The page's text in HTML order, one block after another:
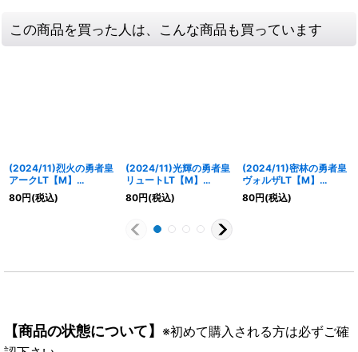
この商品を買った人は、こんな商品も買っています
(2024/11)烈火の勇者皇
アークLT【M】
{BSC45-013}《多》
80円(税込)
(2024/11)光輝の勇者皇
リュートLT【M】
{BSC45-070}《多》
80円(税込)
(2024/11)密林の勇者皇
ヴォルザLT【M】
{BSC45-043}《多》
80円(税込)
【商品の状態について】 ※初めて購入される方は必ずご確